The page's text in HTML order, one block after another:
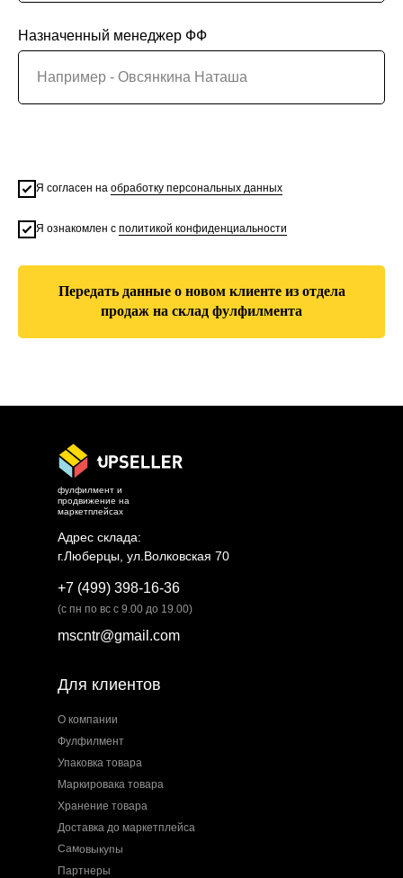
Назначенный менеджер ФФ
Я согласен на обработку персональных данных
Я ознакомлен с политикой конфиденциальности
Передать данные о новом клиенте из отдела
продаж на склад фулфилмента
Упаковка товара
Маркировака товара
Хранение товара
Доставка до маркетплейса
Фулфилмент
О компании
Самовыкупы
Партнеры
Для клиентов
Адрес склада:
г.Люберцы, ул.Волковская 70
+7 (499) 398-16-36
(с пн по вс с 9.00 до 19.00)
mscntr@gmail.com
фулфилмент и
продвижение на
маркетплейсах